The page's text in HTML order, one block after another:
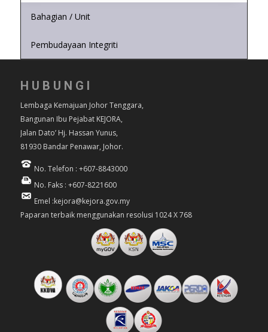
Bahagian / Unit
Pembudayaan Integriti
HUBUNGI
Lembaga Kemajuan Johor Tenggara,
Bangunan Ibu Pejabat KEJORA,
Jalan Dato’ Hj. Hassan Yunus,
81930 Bandar Penawar, Johor.
No. Telefon : +607-8843000
No. Faks : +607-8221600
Emel :kejora@kejora.gov.my
Paparan terbaik menggunakan resolusi 1024 X 768